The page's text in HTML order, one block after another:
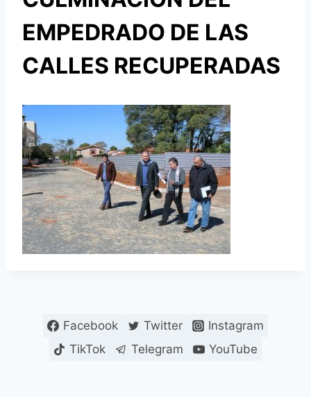
EMPEDRADO DE LAS
CALLES RECUPERADAS
Facebook Twitter
Instagram
TikTok
Telegram YouTube